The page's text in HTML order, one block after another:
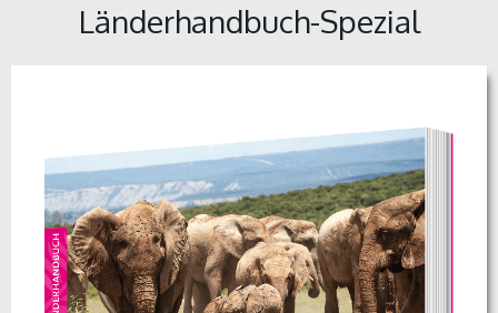
Länderhandbuch-Spezial